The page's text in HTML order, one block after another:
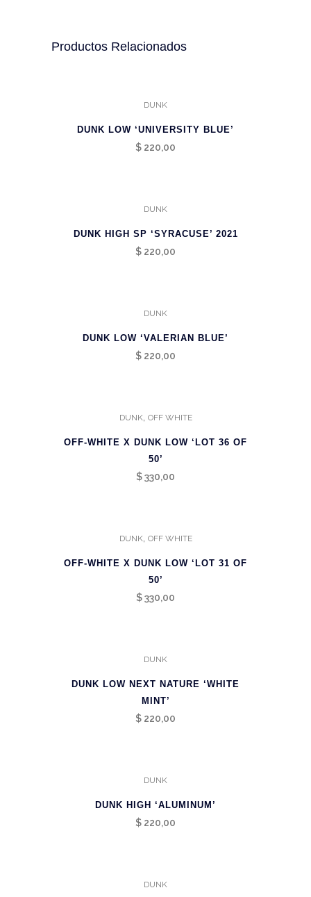
Productos Relacionados
DUNK
DUNK LOW ‘UNIVERSITY BLUE’
$ 220,00
DUNK
DUNK HIGH SP ‘SYRACUSE’ 2021
$ 220,00
DUNK
DUNK LOW ‘VALERIAN BLUE’
$ 220,00
DUNK OFF WHITE
OFF-WHITE X DUNK LOW ‘LOT 36 OF
50’
$330,00
DUNK OFF WHITE
OFF-WHITE X DUNK LOW ‘LOT 31 OF
50’
$330,00
DUNK
DUNK LOW NEXT NATURE ‘WHITE
MINT’
$ 220,00
DUNK
DUNK HIGH ‘ALUMINUM’
$ 220,00
DUNK